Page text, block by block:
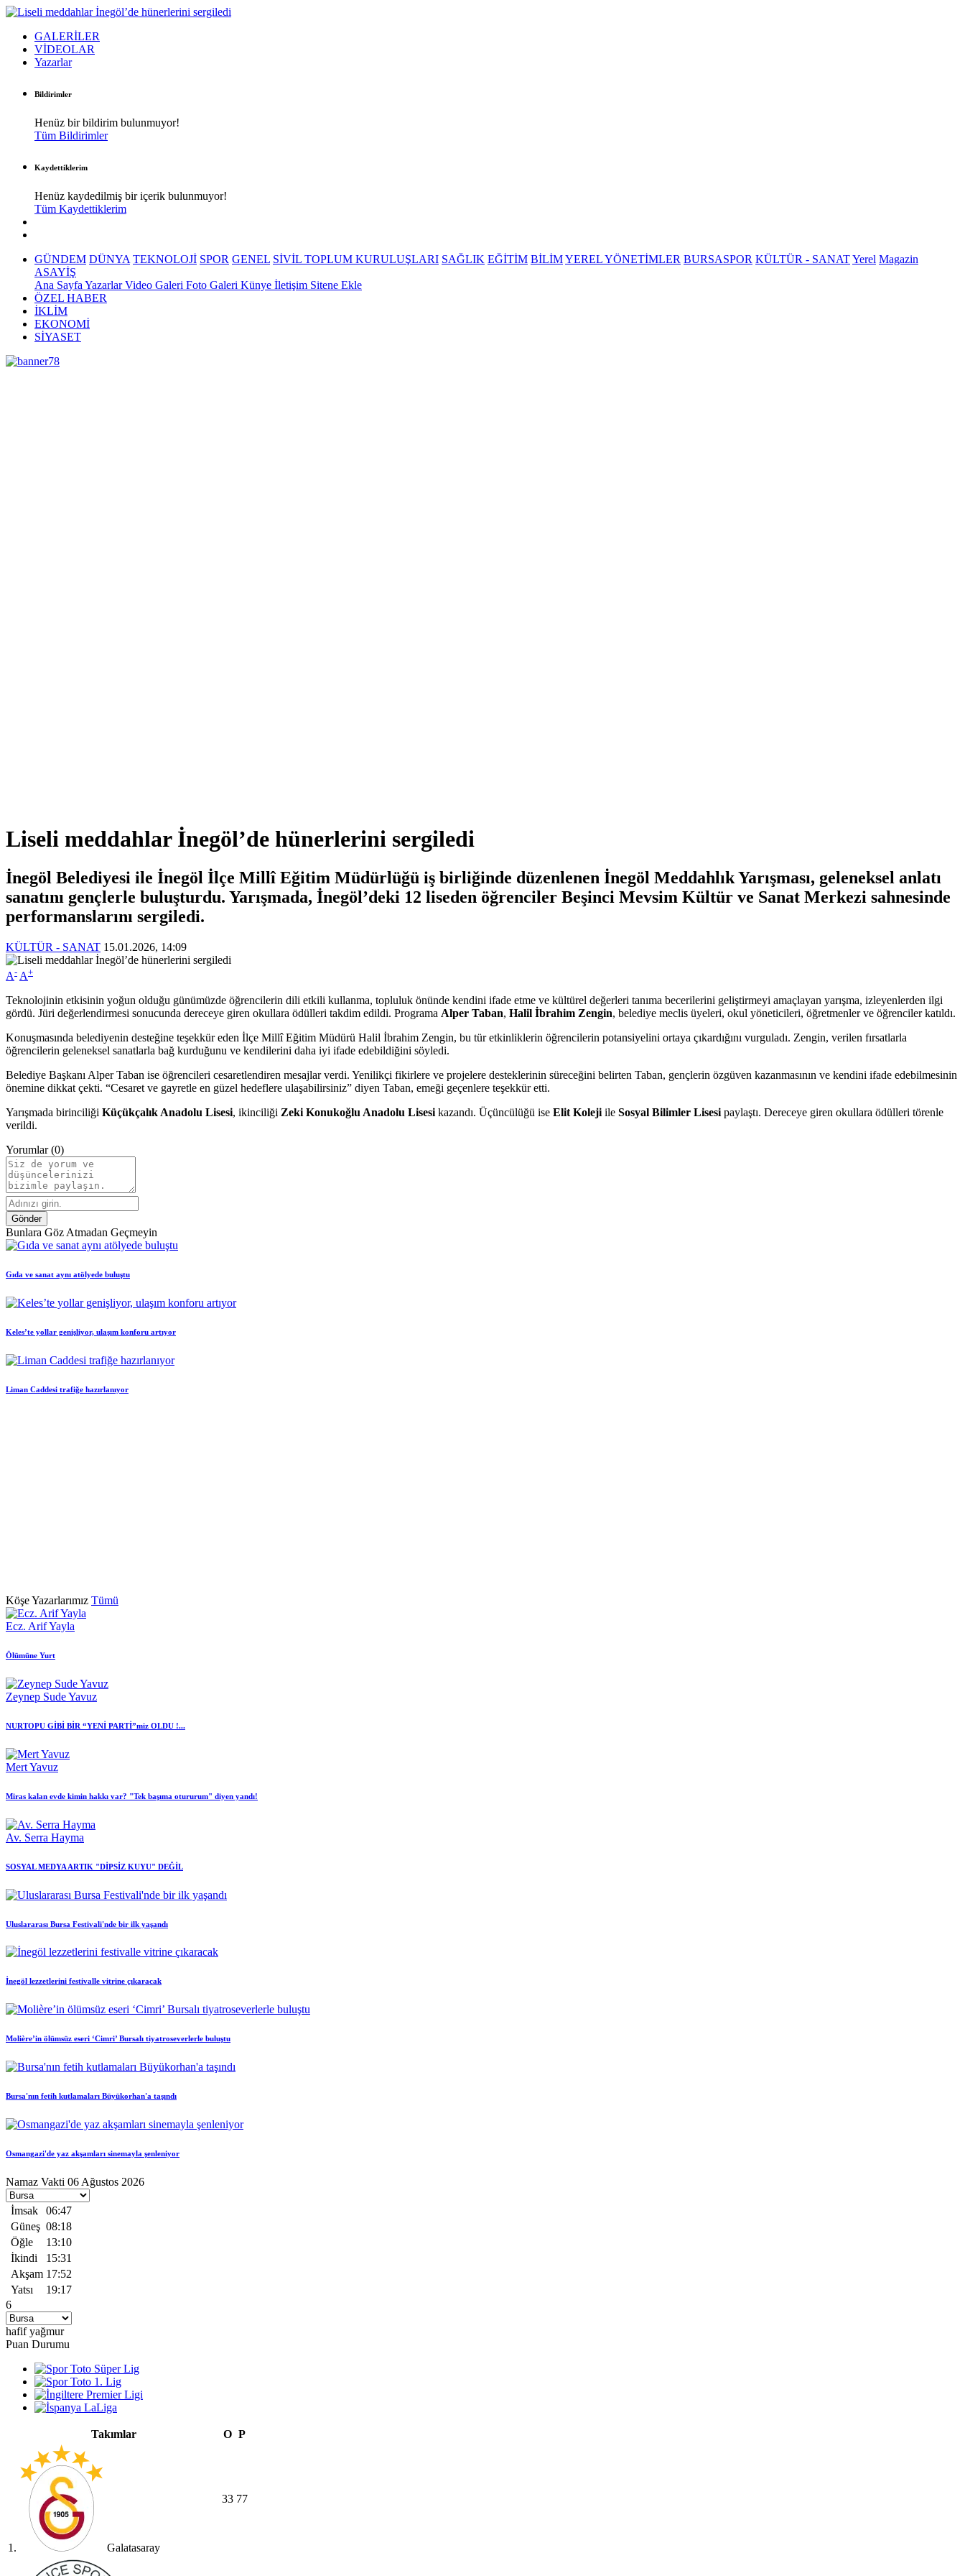
GALERİLER
VİDEOLAR
Yazarlar
Bildirimler
Henüz bir bildirim bulunmuyor!
Tüm Bildirimler
Kaydettiklerim
Henüz kaydedilmiş bir içerik bulunmuyor!
Tüm Kaydettiklerim
GÜNDEM DÜNYA TEKNOLOJİ SPOR GENEL SİVİL TOPLUM KURULUŞLARI SAĞLIK EĞİTİM BİLİMYEREL YÖNETİMLER BURSASPOR KÜLTÜR - SANATYerel Magazin
ASAYİŞ
Ana Sayfa YazarlarVideo Galeri Foto Galeri Künye İletişim Sitene Ekle
ÖZEL HABER
İKLİM
EKONOMİ
SİYASET
Liseli meddahlar İnegöl’de hünerlerini sergiledi
İnegöl Belediyesi ile İnegöl İlçe Millî Eğitim Müdürlüğü iş birliğinde düzenlenen İnegöl Meddahlık Yarışması, geleneksel anlatı
sanatını gençlerle buluşturdu. Yarışmada, İnegöl’deki 12 liseden öğrenciler Beşinci Mevsim Kültür ve Sanat Merkezi sahnesinde
performanslarını sergiledi.
KÜLTÜR - SANAT 15.01.2026, 14:09
A- A+
Teknolojinin etkisinin yoğun olduğu günümüzde öğrencilerin dili etkili kullanma, topluluk önünde kendini ifade etme ve kültürel değerleri tanıma becerilerini geliştirmeyi amaçlayan yarışma, izleyenlerden ilgi
gördü. Jüri değerlendirmesi sonucunda dereceye giren okullara ödülleri takdim edildi. Programa Alper Taban, Halil İbrahim Zengin, belediye meclis üyeleri, okul yöneticileri, öğretmenler ve öğrenciler katıldı.
Konuşmasında belediyenin desteğine teşekkür eden İlçe Millî Eğitim Müdürü Halil İbrahim Zengin, bu tür etkinliklerin öğrencilerin potansiyelini ortaya çıkardığını vurguladı. Zengin, verilen fırsatlarla
öğrencilerin geleneksel sanatlarla bağ kurduğunu ve kendilerini daha iyi ifade edebildiğini söyledi.
Belediye Başkanı Alper Taban ise öğrencileri cesaretlendiren mesajlar verdi. Yenilikçi fikirlere ve projelere desteklerinin süreceğini belirten Taban, gençlerin özgüven kazanmasının ve kendini ifade edebilmesinin
önemine dikkat çekti. “Cesaret ve gayretle en güzel hedeflere ulaşabilirsiniz” diyen Taban, emeği geçenlere teşekkür etti.
Yarışmada birinciliği Küçükçalık Anadolu Lisesi, ikinciliği Zeki Konukoğlu Anadolu Lisesi kazandı. Üçüncülüğü ise Elit Koleji ile Sosyal Bilimler Lisesi paylaştı. Dereceye giren okullara ödülleri törenle
verildi.
Yorumlar (0)
Gönder
Bunlara Göz Atmadan Geçmeyin
Gıda ve sanat aynı atölyede buluştu
Keles’te yollar genişliyor, ulaşım konforu artıyor
Liman Caddesi trafiğe hazırlanıyor
Köşe Yazarlarımız Tümü
Ecz. Arif Yayla
Ölümüne Yurt
Zeynep Sude Yavuz
NURTOPU GİBİ BİR “YENİ PARTİ”miz OLDU !...
Mert Yavuz
Miras kalan evde kimin hakkı var? "Tek başıma otururum" diyen yandı!
Av. Serra Hayma
SOSYAL MEDYA ARTIK "DİPSİZ KUYU" DEĞİL
Uluslararası Bursa Festivali'nde bir ilk yaşandı
İnegöl lezzetlerini festivalle vitrine çıkaracak
Molière’in ölümsüz eseri ‘Cimri’ Bursalı tiyatroseverlerle buluştu
Bursa'nın fetih kutlamaları Büyükorhan'a taşındı
Osmangazi'de yaz akşamları sinemayla şenleniyor
Namaz Vakti 06 Ağustos 2026
İmsak
06:47
Güneş 08:18
Öğle
13:10
İkindi
15:31
Akşam 17:52
Yatsı
19:17
6
hafif yağmur
Puan Durumu
Takımlar O P
1. Galatasaray
33 77